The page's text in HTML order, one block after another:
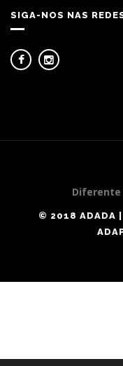
SIGA-NOS NAS
Diferente
© 2018 ADADA |